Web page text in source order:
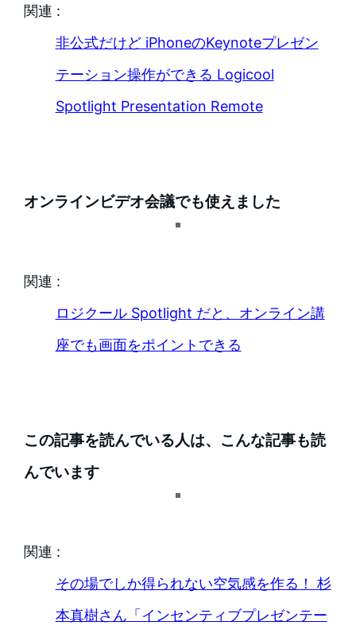
関連 :
非公式だけど iPhoneのKeynoteプレゼン
テーション操作ができる Logicool
Spotlight Presentation Remote
オンラインビデオ会議でも使えました
関連 :
ロジクール Spotlight だと、オンライン講
座でも画面をポイントできる
この記事を読んでいる人は、こんな記事も読
んでいます
関連 :
その場でしか得られない空気感を作る！ 杉
本真樹さん「インセンティブプレゼンテー